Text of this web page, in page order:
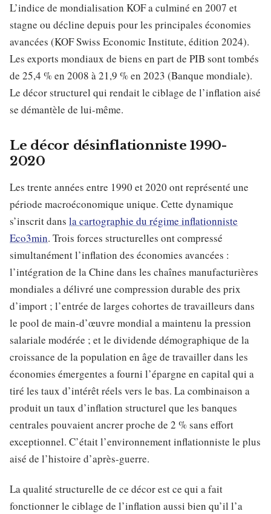
L’indice de mondialisation KOF a culminé en 2007 et
stagne ou décline depuis pour les principales économies
avancées (KOF Swiss Economic Institute, édition 2024).
Les exports mondiaux de biens en part de PIB sont tombés
de 25,4 % en 2008 à 21,9 % en 2023 (Banque mondiale).
Le décor structurel qui rendait le ciblage de l’inflation aisé
se démantèle de lui-même.
Le décor désinflationniste 1990-
2020
Les trente années entre 1990 et 2020 ont représenté une
période macroéconomique unique. Cette dynamique
s’inscrit dans la cartographie du régime inflationniste
Eco3min. Trois forces structurelles ont compressé
simultanément l’inflation des économies avancées :
l’intégration de la Chine dans les chaînes manufacturières
mondiales a délivré une compression durable des prix
d’import ; l’entrée de larges cohortes de travailleurs dans
le pool de main-d’œuvre mondial a maintenu la pression
salariale modérée ; et le dividende démographique de la
croissance de la population en âge de travailler dans les
économies émergentes a fourni l’épargne en capital qui a
tiré les taux d’intérêt réels vers le bas. La combinaison a
produit un taux d’inflation structurel que les banques
centrales pouvaient ancrer proche de 2 % sans effort
exceptionnel. C’était l’environnement inflationniste le plus
aisé de l’histoire d’après-guerre.
La qualité structurelle de ce décor est ce qui a fait
fonctionner le ciblage de l’inflation aussi bien qu’il l’a